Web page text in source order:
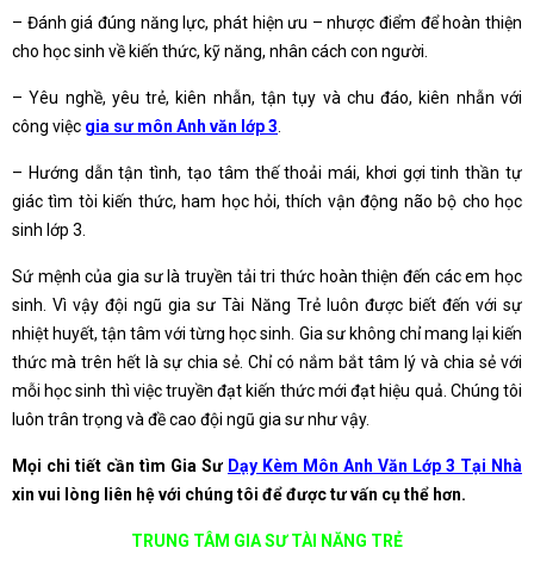
– Đánh giá đúng năng lực, phát hiện ưu – nhược điểm để hoàn thiện
cho học sinh về kiến thức, kỹ năng, nhân cách con người.
– Yêu nghề, yêu trẻ, kiên nhẫn, tận tụy và chu đáo, kiên nhẫn với
công việc gia sư môn Anh văn lớp 3
– Hướng dẫn tận tình, tạo tâm thế thoải mái, khơi gợi tinh thần tự
giác tìm tòi kiến thức, ham học hỏi, thích vận động não bộ cho học
sinh lớp 3.
Sứ mệnh của gia sư là truyền tải tri thức hoàn thiện đến các em học
sinh. Vì vậy đội ngũ gia sư Tài Năng Trẻ luôn được biết đến với sự
nhiệt huyết, tận tâm với từng học sinh. Gia sư không chỉ mang lại kiến
thức mà trên hết là sự chia sẻ. Chỉ có nắm bắt tâm lý và chia sẻ với
mỗi học sinh thì việc truyền đạt kiến thức mới đạt hiệu quả. Chúng tôi
luôn trân trọng và đề cao đội ngũ gia sư như vậy.
Mọi chi tiết cần tìm Gia Sư Dạy Kèm Môn Anh Văn Lớp 3 Tại Nhà
xin vui lòng liên hệ với chúng tôi để được tư vấn cụ thể hơn.
TRUNG TÂM GIA SƯ TÀI NĂNG TRẺ